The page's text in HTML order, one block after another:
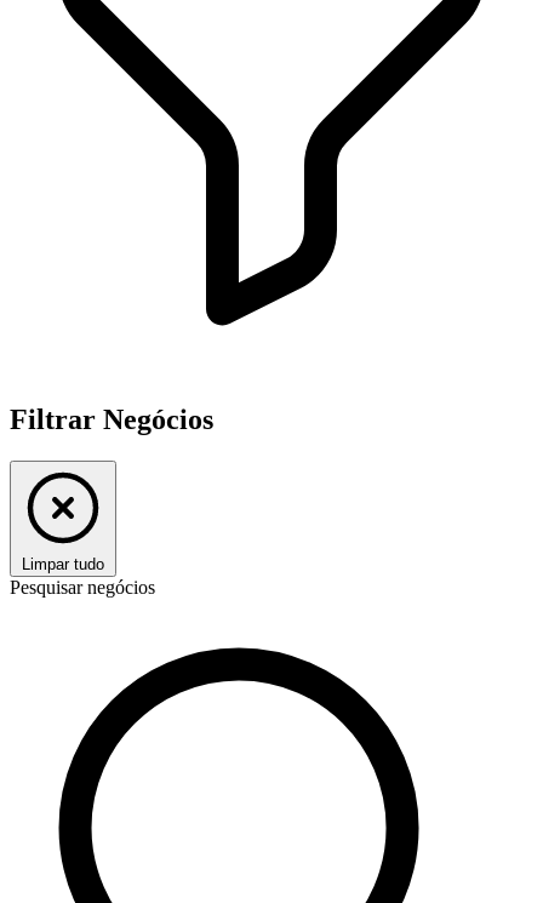
Filtrar Negócios
Limpar tudo
Pesquisar negócios